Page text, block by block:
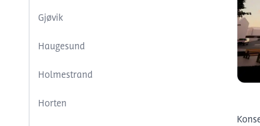
Gjøvik
Haugesund
Holmestrand
Horten